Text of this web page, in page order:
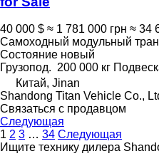
40 000 $ ≈ 1 781 000 грн ≈ 34
Самоходный модульный
Состояние новый
Грузопод. 200 000 кг
Китай, Jinan
Shandong Titan Vehicle Co.,
Связаться с продавцом
Следующая
1 2 3 … 34 Следующая
Ищите технику дилера